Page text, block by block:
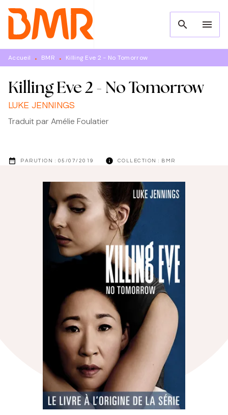
MENU RECHERCHE
PIED DE PAGE
search menu
Accueil • BMR • Killing Eve 2 - No Tomorrow
Killing Eve 2 - No Tomorrow
LUKE JENNINGS
Traduit parAmélie Foulatier
date_range PARUTION : 05/07/2019 info COLLECTION : BMR